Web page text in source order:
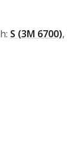
S (3M 6700),